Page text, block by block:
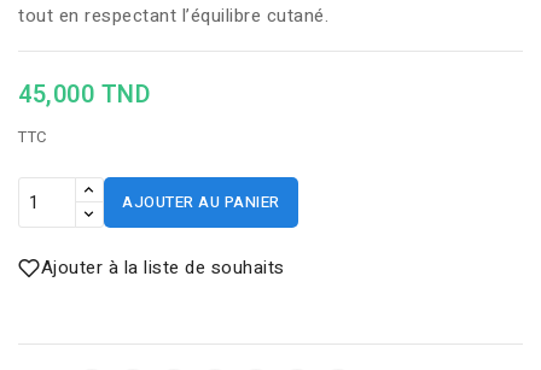
tout en respectant l’équilibre cutané.
45,000 TND
TTC
AJOUTER AU PANIER
Ajouter à la liste de souhaits